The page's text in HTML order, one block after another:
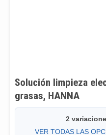
Solución limpieza
grasas, HANNA
2
VER TODAS LAS